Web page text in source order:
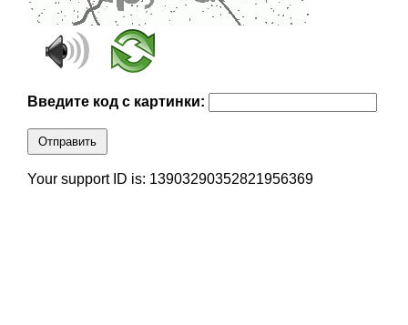
Введите код с картинки:
Отправить
Your support ID is: 13903290352821956369